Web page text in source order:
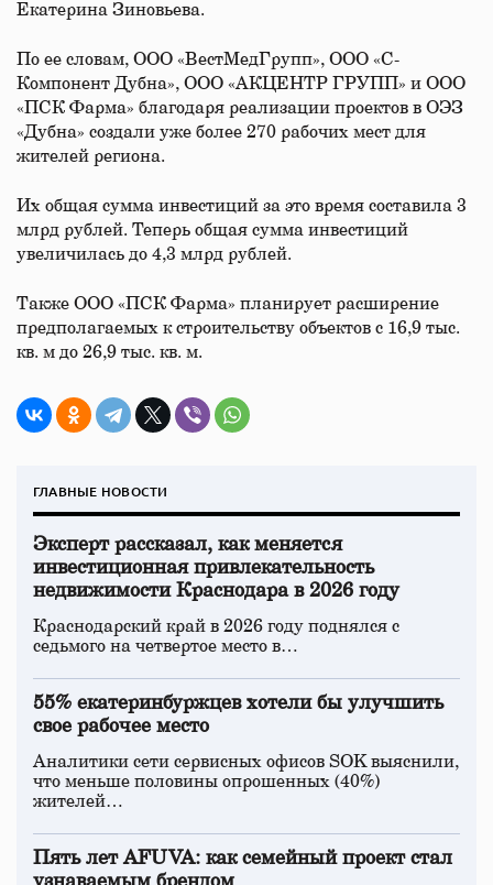
Екатерина Зиновьева.
По ее словам, ООО «ВестМедГрупп», ООО «С-
Компонент Дубна», ООО «АКЦЕНТР ГРУПП» и ООО
«ПСК Фарма» благодаря реализации проектов в ОЭЗ
«Дубна» создали уже более 270 рабочих мест для
жителей региона.
Их общая сумма инвестиций за это время составила 3
млрд рублей. Теперь общая сумма инвестиций
увеличилась до 4,3 млрд рублей.
Также ООО «ПСК Фарма» планирует расширение
предполагаемых к строительству объектов с 16,9 тыс.
кв. м до 26,9 тыс. кв. м.
ГЛАВНЫЕ НОВОСТИ
Эксперт рассказал, как меняется
инвестиционная привлекательность
недвижимости Краснодара в 2026 году
Краснодарский край в 2026 году поднялся с
седьмого на четвертое место в…
55% екатеринбуржцев хотели бы улучшить
свое рабочее место
Аналитики сети сервисных офисов SOK выяснили,
что меньше половины опрошенных (40%)
жителей…
Пять лет AFUVA: как семейный проект стал